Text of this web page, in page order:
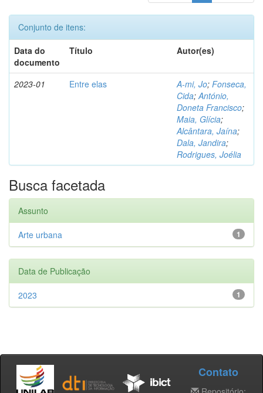
Conjunto de itens:
Data do
documento
Título Autor(es)
2023-01 Entre elas A-mi, Jo; Fonseca,
Cida;António,
Doneta Francisco;
Maia, Glícia;
Alcântara, Jaína;
Dala, Jandira;
Rodrigues, Joélia
Busca facetada
Assunto
1
Arte urbana
Data de Publicação
1
2023
Contato